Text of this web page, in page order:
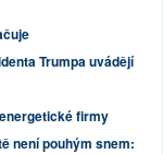
Trumpa uvádějí
firmy
není pouhým snem: